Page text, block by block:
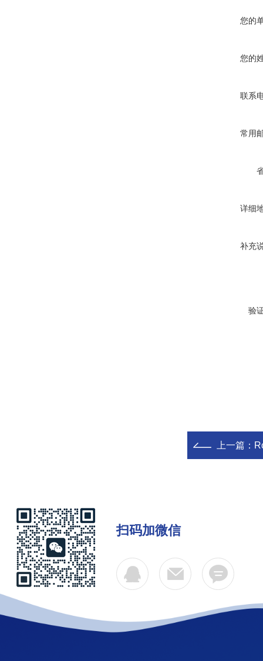
您的
您的
联系
常用
详细
补充
验
上一篇：
扫码加微信